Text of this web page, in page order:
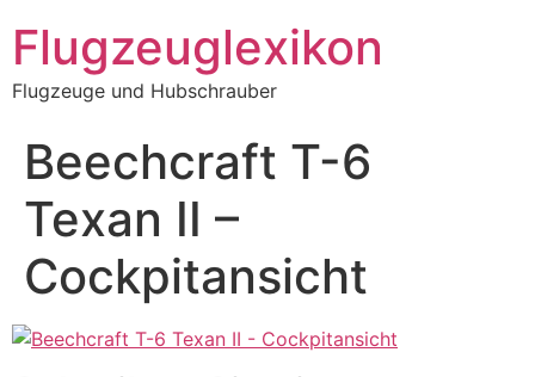
Inhalt
springen
Flugzeuglexikon
Flugzeuge und Hubschrauber
Beechcraft T-6
Texan II –
Cockpitansicht